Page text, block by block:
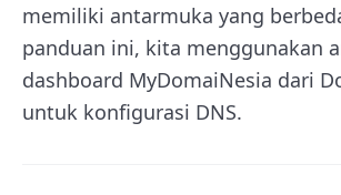
memiliki antarmuka yang
panduan ini, kita menggunakan
dashboard MyDomaiNesia dari
untuk konfigurasi DNS.